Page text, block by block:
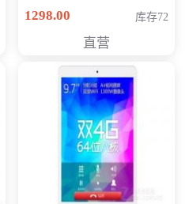
购买）
1298.00 库存72
直营